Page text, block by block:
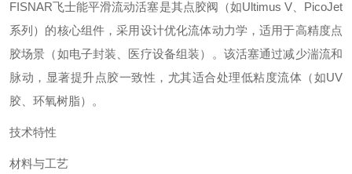
FISNAR飞士能平滑流动活塞是其点胶阀（如Ultimus V、PicoJet
系列）的核心组件，采用设计优化流体动力学，适用于高精度点
胶场景（如电子封装、医疗设备组装）。该活塞通过减少湍流和
脉动，显著提升点胶一致性，尤其适合处理低粘度流体（如UV
胶、环氧树脂）‌。
技术特性‌
材料与工艺‌